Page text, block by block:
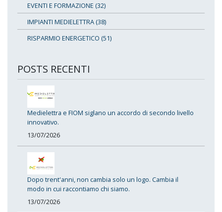
EVENTI E FORMAZIONE (32)
IMPIANTI MEDIELETTRA (38)
RISPARMIO ENERGETICO (51)
POSTS RECENTI
Medielettra e FIOM siglano un accordo di secondo livello
innovativo.
13/07/2026
Dopo trent'anni, non cambia solo un logo. Cambia il
modo in cui raccontiamo chi siamo.
13/07/2026